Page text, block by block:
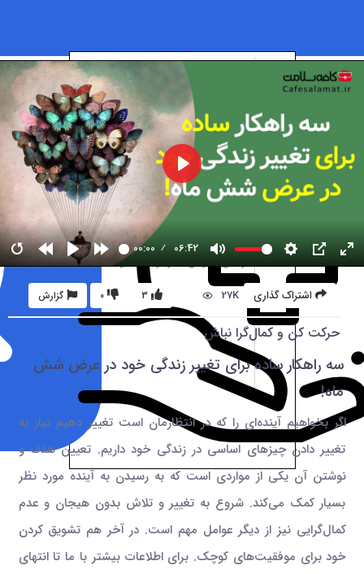
00:00 06:42
اشتراک گذاری 27K گزارش 0 3
حرکت کن و کمال‌گرا نباش
سه راهکار ساده برای تغییر زندگی خود در عرض شش
ماه!
اگر بخواهیم آینده‌ای را که در انتظارمان است تغییر دهیم نیاز به
تغییر دادن چیزهای اساسی در زندگی خود داریم. تعیین هدف و
نوشتن آن یکی از مواردی است که به رسیدن‌ به آینده مورد نظر
بسیار کمک می‌کند. شروع به تغییر و تلاش بدون هیجان و عدم
کمال‌گرایی نیز از دیگر عوامل مهم است. در آخر هم تشویق کردن
خود برای موفقیت‌های کوچک. برای اطلاعات بیشتر با ما تا انتهای